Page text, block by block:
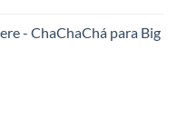
- ChaChaChá para Big